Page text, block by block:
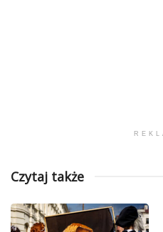
Czytaj także